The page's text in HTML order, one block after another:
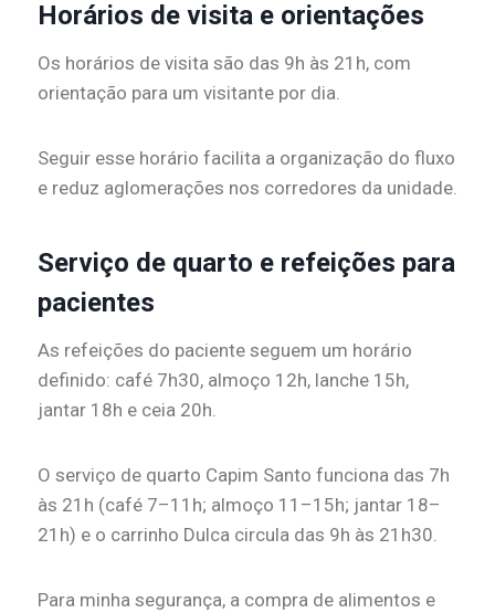
Horários de visita e orientações
Os horários de visita são das 9h às 21h, com
orientação para um visitante por dia.
Seguir esse horário facilita a organização do fluxo
e reduz aglomerações nos corredores da unidade.
Serviço de quarto e refeições para
pacientes
As refeições do paciente seguem um horário
definido: café 7h30, almoço 12h, lanche 15h,
jantar 18h e ceia 20h.
O serviço de quarto Capim Santo funciona das 7h
às 21h (café 7–11h; almoço 11–15h; jantar 18–
21h) e o carrinho Dulca circula das 9h às 21h30.
Para minha segurança, a compra de alimentos e